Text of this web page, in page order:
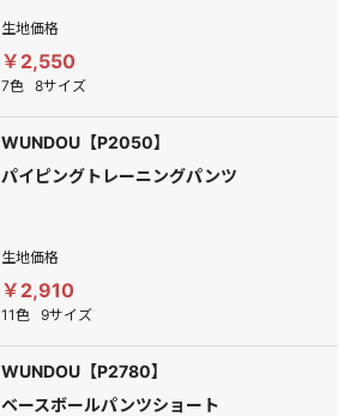
生地価格
￥2,550
7色 8サイズ
WUNDOU【P2050】
パイピングトレーニングパンツ
生地価格
￥2,910
11色 9サイズ
WUNDOU【P2780】
ベースボールパンツショート